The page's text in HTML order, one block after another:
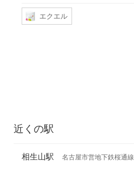
エクエル
近くの駅
相生山駅 名古屋市営地下鉄桜通線